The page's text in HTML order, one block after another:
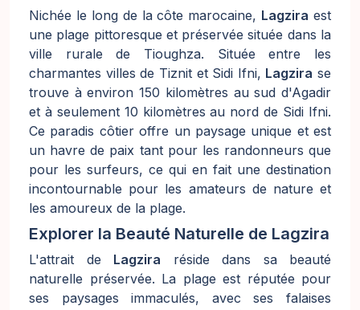
Nichée le long de la côte marocaine, Lagzira est
une plage pittoresque et préservée située dans la
ville rurale de Tioughza. Située entre les
charmantes villes de Tiznit et Sidi Ifni, Lagzira se
trouve à environ 150 kilomètres au sud d'Agadir
et à seulement 10 kilomètres au nord de Sidi Ifni.
Ce paradis côtier offre un paysage unique et est
un havre de paix tant pour les randonneurs que
pour les surfeurs, ce qui en fait une destination
incontournable pour les amateurs de nature et
les amoureux de la plage.
Explorer la Beauté Naturelle de Lagzira
L'attrait de Lagzira réside dans sa beauté
naturelle préservée. La plage est réputée pour
ses paysages immaculés, avec ses falaises